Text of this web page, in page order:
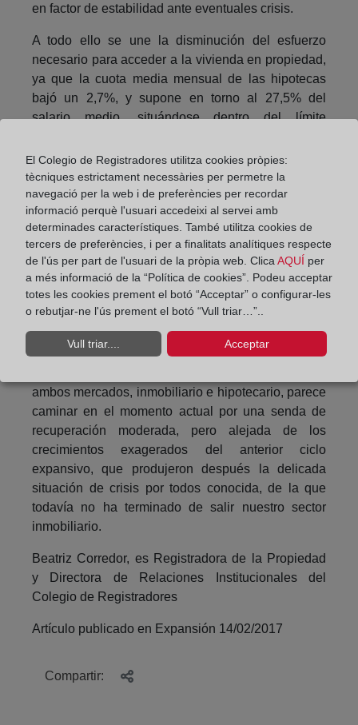
en factor de estabilidad ante eventuales crisis.
A todo ello se une la disminución del esfuerzo
necesario para acceder a la vivienda en propiedad,
ya que la cuota media mensual de las hipotecas
bajó un 2,7%, y supone en torno al 27,5% del
salario medio, situándose dentro del límite
más de un tercio de los ingresos familiares.
El último punto de análisis sobre el funcionamiento
del mercado hipotecario lo constituye la evolución
de los impagos. Detrás de cada caso hay una
historia familiar de esfuerzo y sufrimiento, y no
pueden menospreciarse las cifras, pero la buena
noticia es que en 2016 las certificaciones para
iniciar ejecuciones hipotecarias bajaron cerca de
un 34%, un porcentaje similar al del descenso de
las daciones en pago.
ambos mercados, inmobiliario e hipotecario, parece
caminar en el momento actual por una senda de
recuperación moderada, pero alejada de los
crecimientos exagerados del anterior ciclo
expansivo, que produjeron después la delicada
situación de crisis por todos conocida, de la que
todavía no ha terminado de salir nuestro sector
inmobiliario.
Beatriz Corredor, es Registradora de la Propiedad
y Directora de Relaciones Institucionales del
Colegio de Registradores
Artículo publicado en Expansión 14/02/2017
Compartir:
El Colegio de Registradores utilitza cookies pròpies:
tècniques estrictament necessàries per permetre la
navegació per la web i de preferències per recordar
informació perquè l'usuari accedeixi al servei amb
determinades característiques. També utilitza cookies de
tercers de preferències, i per a finalitats analítiques respecte
de l'ús per part de l'usuari de la pròpia web. ClicaAQUÍ per
a més informació de la “Política de cookies”. Podeu acceptar
totes les cookies prement el botó “Acceptar” o configurar-les
o rebutjar-ne l'ús prement el botó “Vull triar…”..
Vull triar.... Acceptar